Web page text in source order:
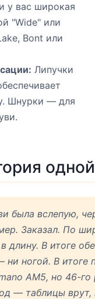
у вас широкая
"Wide" или
Bont или
Липучки
Шнурки — для
была вслепую,
Заказал. По
В итоге
ногой. В итоге
AM5, но 46-
— таблицы врут,